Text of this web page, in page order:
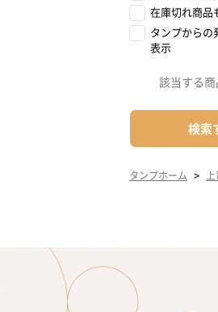
在庫切れ商品
タンプからの
表示
該当する商
検索
タンプホーム >